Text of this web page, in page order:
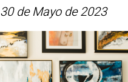
30 de Mayo de 2023